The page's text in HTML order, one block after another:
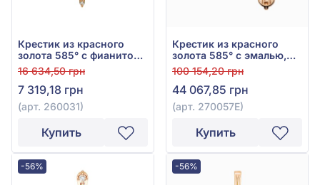
Крестик из красного
золота 585° с фианитом,
арт. 260031
16 634,50 грн
7 319,18 грн
(арт. 260031)
Купить
Крестик из красного
золота 585° с эмалью,
арт. 270057Е
100 154,20 грн
44 067,85 грн
(арт. 270057Е)
Купить
-56% -56%